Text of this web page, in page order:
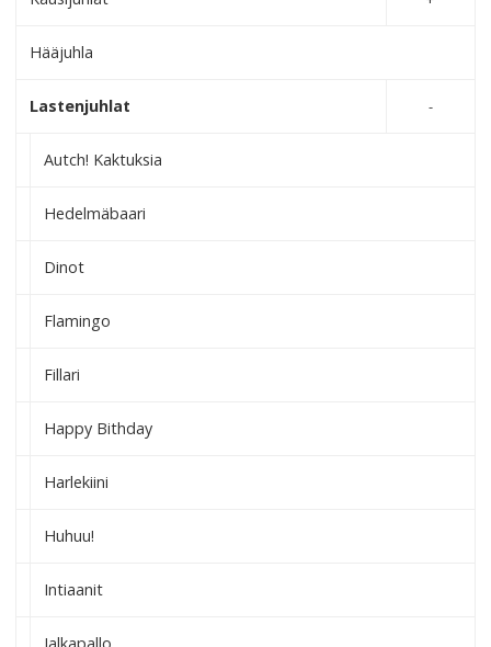
Hääjuhla
Lastenjuhlat
Autch! Kaktuksia
Hedelmäbaari
Dinot
Flamingo
Fillari
Happy Bithday
Harlekiini
Huhuu!
Intiaanit